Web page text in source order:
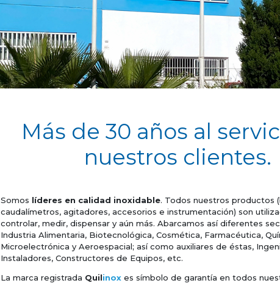
Más de 30 años al
nuestros clientes.
Somos líderes en calidad inoxidable. Todos nuestros productos
caudalímetros, agitadores, accesorios e instrumentación) son
controlar, medir, dispensar y aún más. Abarcamos así diferentes
Industria Alimentaria, Biotecnológica, Cosmética, Farmacéutica,
Microelectrónica y Aeroespacial; así como auxiliares de éstas,
Instaladores, Constructores de Equipos, etc.
La marca registrada Quilinoxes símbolo de garantía en todos